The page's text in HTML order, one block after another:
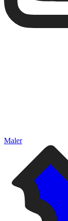
Maler